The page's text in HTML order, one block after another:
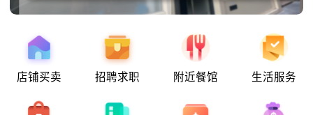
店铺买卖 招聘求职 附近餐馆 生活服务